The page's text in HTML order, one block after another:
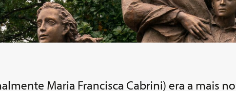
Maria Francisca Cabrini) era a mais